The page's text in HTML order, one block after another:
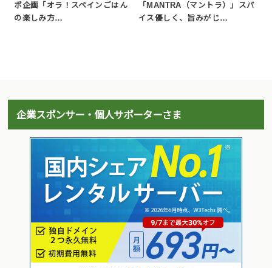
ボ企画「オラ！スペインごはん
の楽しみ方…
「MANTRA（マントラ）」スパ
イス優しく、旨みがじ…
企業スポンサー・個人サポーターさま